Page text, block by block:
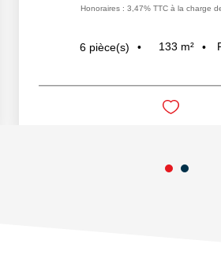
Honoraires : 3,47% TTC à la charge
6 pièce(s) 133 m²